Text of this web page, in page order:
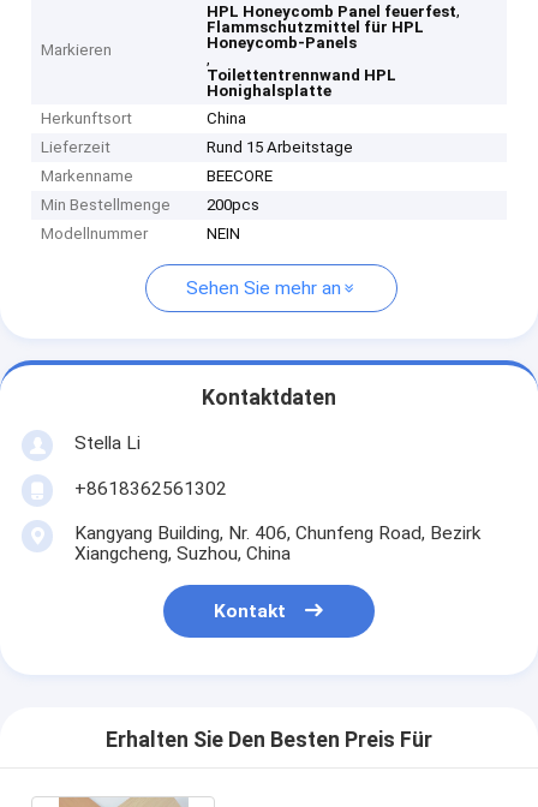
Markieren
HPL Honeycomb Panel feuerfest,
Flammschutzmittel für HPL
Honeycomb-Panels
,
Toilettentrennwand HPL
Honighalsplatte
Herkunftsort
China
Lieferzeit
Rund 15 Arbeitstage
Markenname
BEECORE
Min Bestellmenge
200pcs
Modellnummer
NEIN
Sehen Sie mehr an
Kontaktdaten
Stella Li
+8618362561302
Kangyang Building, Nr. 406, Chunfeng Road, Bezirk
Xiangcheng, Suzhou, China
Kontakt
Erhalten Sie Den Besten Preis Für